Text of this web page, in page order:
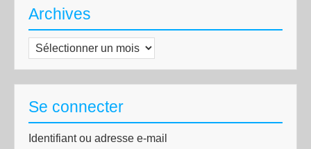
Archives
Archives
Se connecter
Identifiant ou adresse e-mail